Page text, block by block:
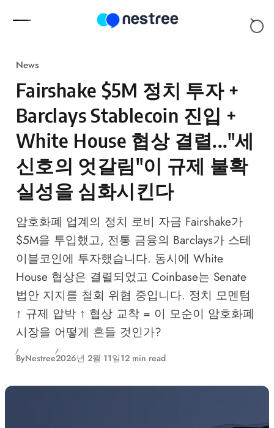
News
Fairshake $5M 정치 투자 +
Barclays Stablecoin 진입 +
White House 협상 결렬..."세
신호의 엇갈림"이 규제 불확
실성을 심화시킨다
암호화폐 업계의 정치 로비 자금 Fairshake가
$5M을 투입했고, 전통 금융의 Barclays가 스테
이블코인에 투자했습니다. 동시에 White
House 협상은 결렬되었고 Coinbase는 Senate
법안 지지를 철회 위협 중입니다. 정치 모멘텀
↑ 규제 압박 ↑ 협상 교착 = 이 모순이 암호화폐
시장을 어떻게 흔들 것인가?
ByNestree2026년 2월 11일12 min read